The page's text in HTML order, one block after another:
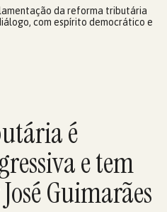
é
e tem
Guimarães
da reforma tributária
com espírito democrático e